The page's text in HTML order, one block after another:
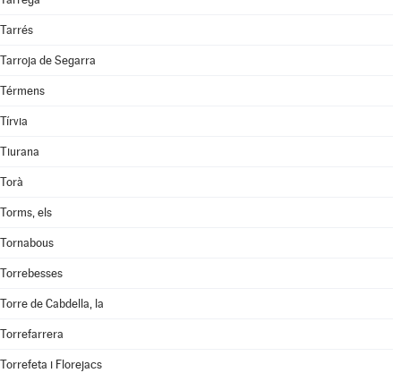
Tarrés
Tarroja de Segarra
Térmens
Tírvia
Tiurana
Torà
Torms, els
Tornabous
Torrebesses
Torre de Cabdella, la
Torrefarrera
Torrefeta i Florejacs